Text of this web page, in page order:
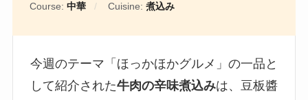
Course: 中華 Cuisine: 煮込み
今週のテーマ「ほっかほかグルメ」の一品と
して紹介された牛肉の辛味煮込みは、豆板醬